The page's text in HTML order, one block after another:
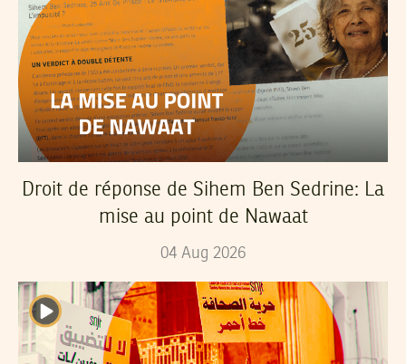
Droit de réponse de Sihem Ben Sedrine: La
mise au point de Nawaat
04 Aug 2026